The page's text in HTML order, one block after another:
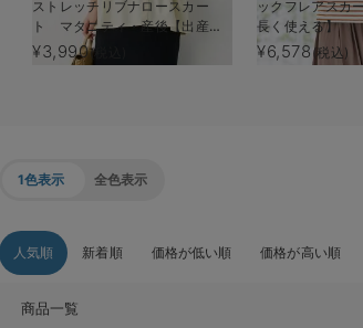
ストレッチリブナロースカー
ト マタニティ・産後【出産後
も長く使える】
¥3,990(税込)
ックフレアスカ
長く使える】
¥6,578 (税込)
1色表示 全色表示
人気順 新着順 価格が低い順 価格が高い順
商品一覧